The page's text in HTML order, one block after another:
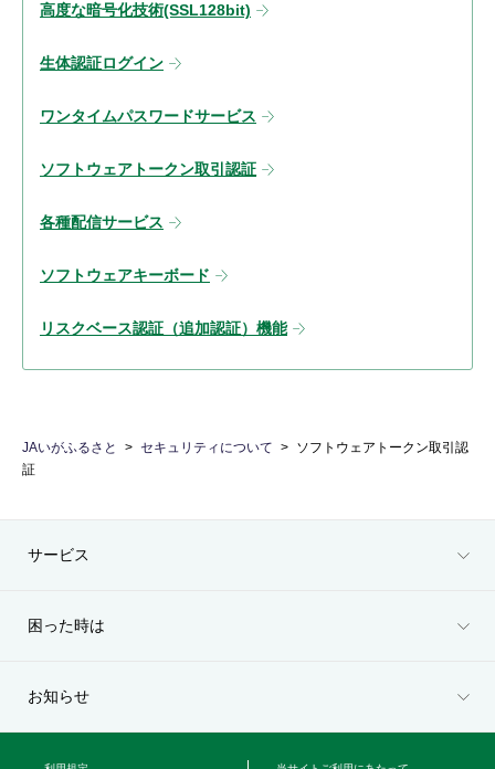
高度な暗号化技術(SSL128bit)
生体認証ログイン
ワンタイムパスワードサービス
ソフトウェアトークン取引認証
各種配信サービス
ソフトウェアキーボード
リスクベース認証（追加認証）機能
JAいがふるさと セキュリティについて
ソフトウェアトークン取引認
証
サービス
困った時は
お知らせ